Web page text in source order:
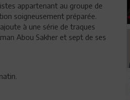
appartenant au groupe de
soigneusement préparée.
à une série de traques
Abou Sakher et sept de ses